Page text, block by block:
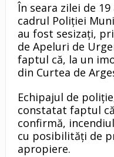
În seara zilei de
cadrul Poliției
au fost sesizați,
de Apeluri de
faptul că, la un
din Curtea de
Echipajul de
constatat faptul
confirmă,
cu posibilități de
apropiere.